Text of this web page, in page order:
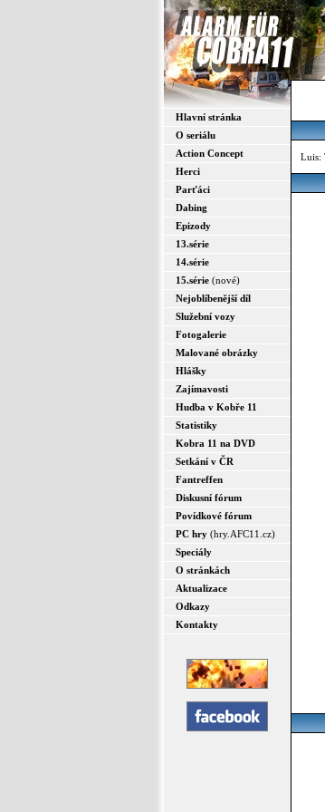
Hlavní stránka
O seriálu
Action Concept
Herci
Parťáci
Dabing
Epizody
13.série
14.série
15.série (nové)
Nejoblíbenější díl
Služební vozy
Fotogalerie
Malované obrázky
Hlášky
Zajímavosti
Hudba v Kobře 11
Statistiky
Kobra 11 na DVD
Setkání v ČR
Fantreffen
Diskusní fórum
Povídkové fórum
PC hry (hry.AFC11.cz)
Speciály
O stránkách
Aktualizace
Odkazy
Kontakty
Luis: